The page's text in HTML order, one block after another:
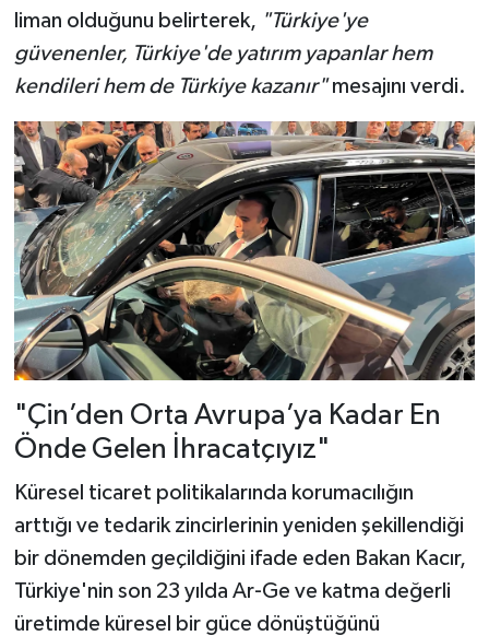
liman olduğunu belirterek, "Türkiye'ye
güvenenler, Türkiye'de yatırım yapanlar hem
kendileri hem de Türkiye kazanır"mesajını verdi.
"Çin’den Orta Avrupa’ya Kadar En
Önde Gelen İhracatçıyız"
Küresel ticaret politikalarında korumacılığın
arttığı ve tedarik zincirlerinin yeniden şekillendiği
bir dönemden geçildiğini ifade eden Bakan Kacır,
Türkiye'nin son 23 yılda Ar-Ge ve katma değerli
üretimde küresel bir güce dönüştüğünü